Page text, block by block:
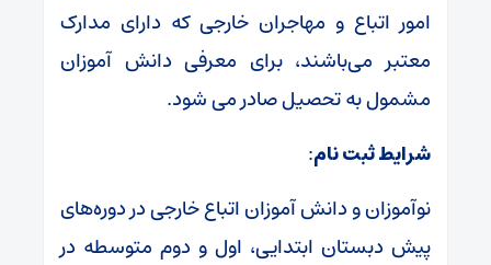
امور اتباع و مهاجران خارجی که دارای مدارک
معتبر می‌باشند، برای معرفی دانش آموزان
مشمول به تحصیل صادر می شود.
شرایط ثبت نام:
نوآموزان و دانش آموزان اتباع خارجی در دوره‌های
پیش دبستان ابتدایی، اول و دوم متوسطه در